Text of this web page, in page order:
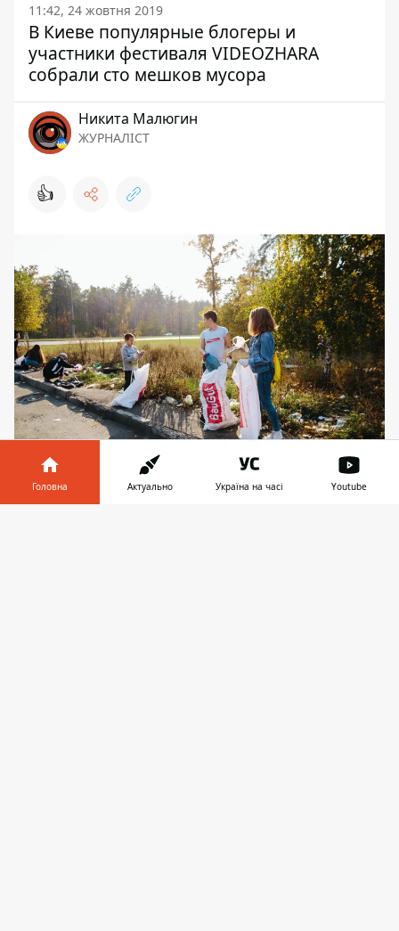
11:42, 24 жовтня 2019
В Киеве популярные блогеры и
участники фестиваля VIDEOZHARA
собрали сто мешков мусора
Никита Малюгин
ЖУРНАЛІСТ
👍
В середине октября в Киеве прошел
масштабный флешмоб #trashtag.
Головна Актуально Україна на часі Youtube